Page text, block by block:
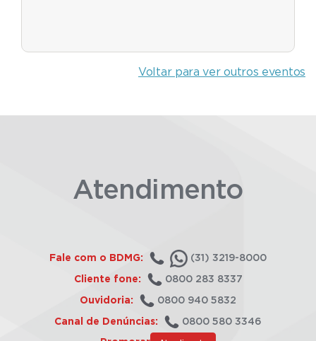
Voltar para ver outros eventos
Atendimento
Fale com o BDMG: (31) 3219-8000
Cliente fone: 0800 283 8337
Ouvidoria: 0800 940 5832
Canal de Denúncias: 0800 580 3346